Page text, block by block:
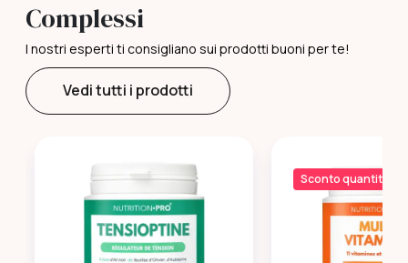
Complessi
I nostri esperti ti consigliano sui prodotti buoni per te!
Vedi tutti i prodotti
Sconto quantità